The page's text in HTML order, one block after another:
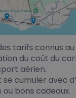
est vide.
To Shop
tarifs connus au
du coût du
aérien.
cumuler avec
bons cadeaux.